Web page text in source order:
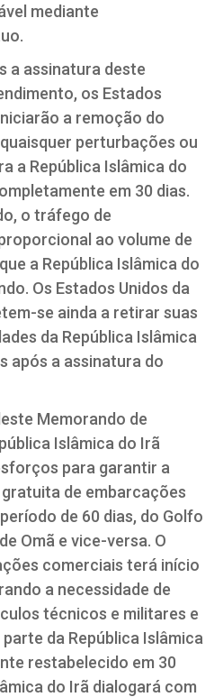
mediante
a assinatura deste
os Estados
a remoção do
perturbações ou
a República Islâmica do
em 30 dias.
o tráfego de
ao volume de
a República Islâmica do
Os Estados Unidos da
se ainda a retirar suas
da República Islâmica
após a assinatura do
Memorando de
Islâmica do Irã
para garantir a
de embarcações
de 60 dias, do Golfo
Omã e vice-versa. O
comerciais terá início
a necessidade de
técnicos e militares e
da República Islâmica
restabelecido em 30
do Irã dialogará com